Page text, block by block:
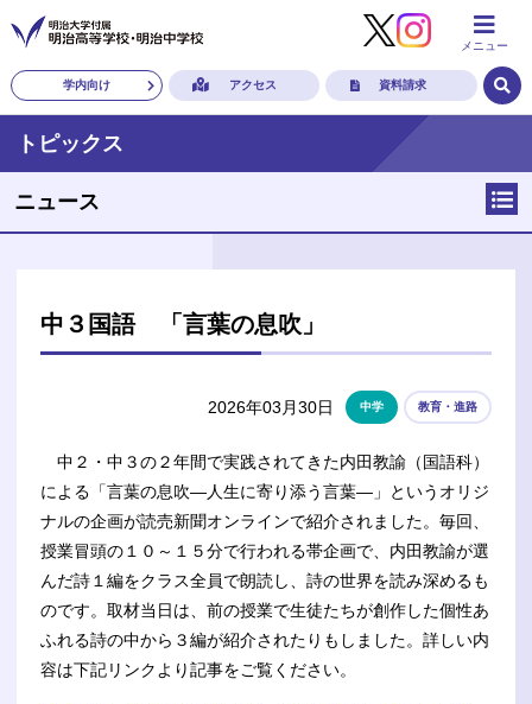
メニュー
学内向け アクセス 資料請求
トピックス
ニュース
中３国語 「言葉の息吹」
2026年03月30日 中学 教育・進路
中２・中３の２年間で実践されてきた内田教諭（国語科）
による「言葉の息吹—人生に寄り添う言葉—」というオリジ
ナルの企画が読売新聞オンラインで紹介されました。毎回、
授業冒頭の１０～１５分で行われる帯企画で、内田教諭が選
んだ詩１編をクラス全員で朗読し、詩の世界を読み深めるも
のです。取材当日は、前の授業で生徒たちが創作した個性あ
ふれる詩の中から３編が紹介されたりもしました。詳しい内
容は下記リンクより記事をご覧ください。